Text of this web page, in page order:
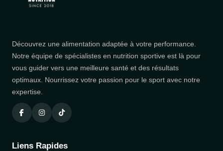
Découvrez une alimentation adaptée à votre performance.
Notre équipe de spécialistes en nutrition sportive est là pour
vous guider vers une meilleure santé et des résultats
optimaux. Nourrissez votre passion pour le sport avec notre
expertise.
Liens Rapides